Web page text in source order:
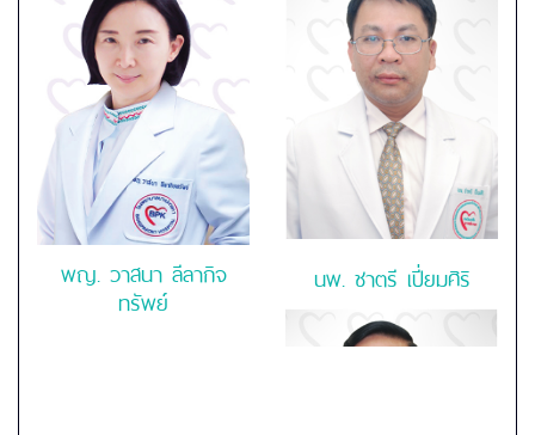
พญ. วาสนา ลีลากิจ
ทรัพย์
นพ. ชาตรี เปี่ยมศิริ